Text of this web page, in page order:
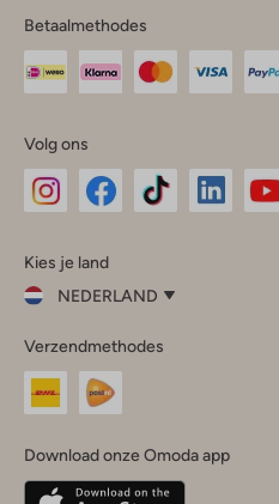
Betaalmethodes
Volg ons
InstagramFacebook
Kies je land
NEDERLAND
je
land
Nederland
Belgique(Français)
Verzendmethodes
Download onze Omoda app